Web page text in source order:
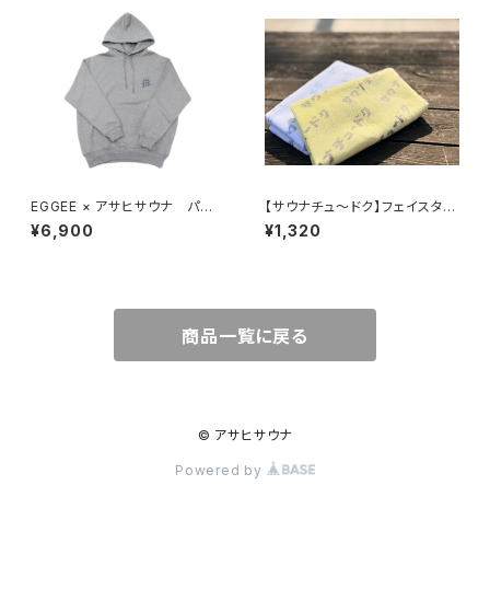
EGGEE × アサヒサウナ パー
カー 全3色
¥6,900
【サウナチュ〜ドク】フェイスタオ
ル
¥1,320
商品一覧に戻る
© アサヒサウナ
Powered by